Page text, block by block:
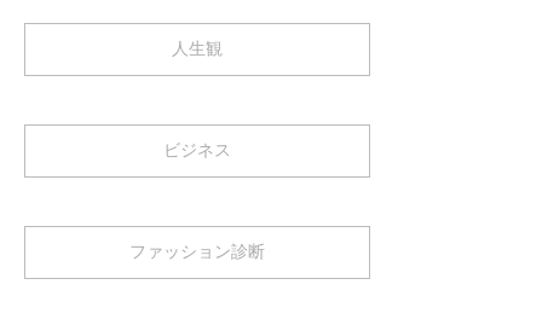
人生観
ビジネス
ファッション診断